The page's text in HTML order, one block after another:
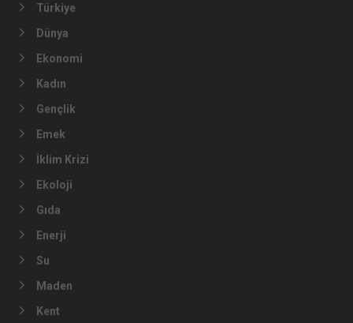
Türkiye
Dünya
Ekonomi
Kadın
Gençlik
Emek
İklim Krizi
Ekoloji
Gıda
Enerji
Su
Maden
Kent